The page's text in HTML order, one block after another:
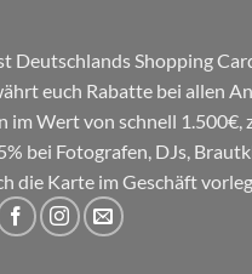
Deutschlands Shopping
euch Rabatte bei allen
im Wert von schnell 1.500€,
bei Fotografen, DJs,
die Karte im Geschäft